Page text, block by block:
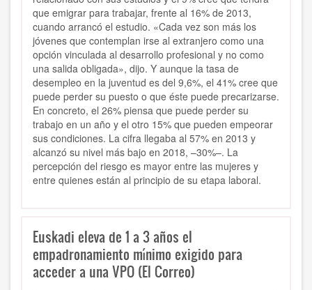
que emigrar para trabajar, frente al 16% de 2013,
cuando arrancó el estudio. «Cada vez son más los
jóvenes que contemplan irse al extranjero como una
opción vinculada al desarrollo profesional y no como
una salida obligada», dijo. Y aunque la tasa de
desempleo en la juventud es del 9,6%, el 41% cree que
puede perder su puesto o que éste puede precarizarse.
En concreto, el 26% piensa que puede perder su
trabajo en un año y el otro 15% que pueden empeorar
sus condiciones. La cifra llegaba al 57% en 2013 y
alcanzó su nivel más bajo en 2018, –30%–. La
percepción del riesgo es mayor entre las mujeres y
entre quienes están al principio de su etapa laboral.
Euskadi eleva de 1 a 3 años el
empadronamiento mínimo exigido para
acceder a una VPO (El Correo)